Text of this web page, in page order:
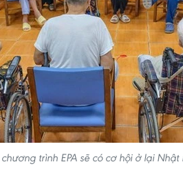
trình EPA sẽ có cơ hội ở lại